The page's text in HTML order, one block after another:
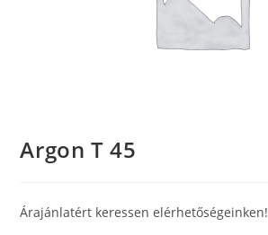
Argon T 45
Árajánlatért keressen elérhetőségeinken!